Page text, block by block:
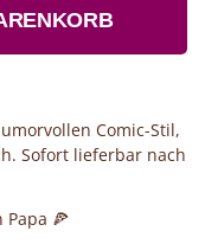
Comic-Stil,
Sofort lieferbar nach
🍕